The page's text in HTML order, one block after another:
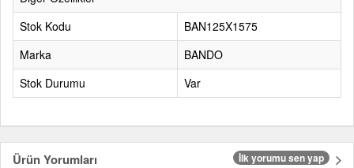
Stok Kodu
BAN125X1575
Marka
BANDO
Stok Durumu
Var
Ürün Yorumları İlk yorumu sen yap